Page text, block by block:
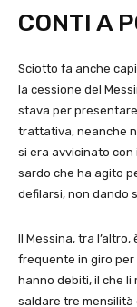
CONTI A
Sciotto fa anche
la cessione del
stava per presentare
trattativa, neanche
si era avvicinato con
sardo che ha agito
defilarsi, non dando
Il Messina, tra
frequente in giro per
hanno debiti, il che li
saldare tre mensilità